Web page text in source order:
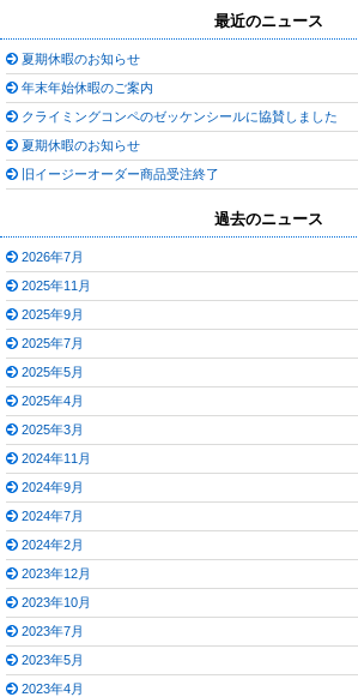
最近のニュース
夏期休暇のお知らせ
年末年始休暇のご案内
クライミングコンペのゼッケンシールに協賛しました
夏期休暇のお知らせ
旧イージーオーダー商品受注終了
過去のニュース
2026年7月
2025年11月
2025年9月
2025年7月
2025年5月
2025年4月
2025年3月
2024年11月
2024年9月
2024年7月
2024年2月
2023年12月
2023年10月
2023年7月
2023年5月
2023年4月